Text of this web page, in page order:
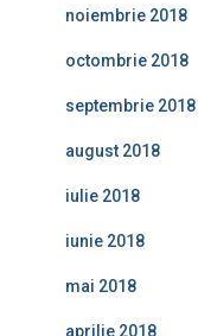
noiembrie 2018
octombrie 2018
septembrie 2018
august 2018
iulie 2018
iunie 2018
mai 2018
aprilie 2018